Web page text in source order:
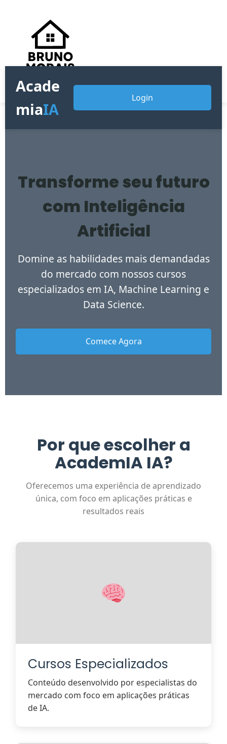
Acade
miaIA
Login
Transforme seu futuro
com Inteligência
Artificial
Domine as habilidades mais demandadas
do mercado com nossos cursos
especializados em IA, Machine Learning e
Data Science.
Comece Agora
Por que escolher a
AcademIA IA?
Oferecemos uma experiência de aprendizado
única, com foco em aplicações práticas e
resultados reais
Cursos Especializados
Conteúdo desenvolvido por especialistas do
mercado com foco em aplicações práticas
de IA.